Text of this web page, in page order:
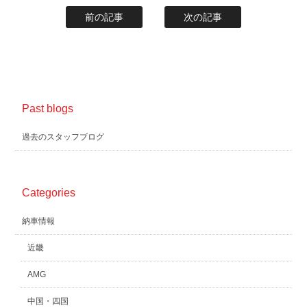
前の記事 次の記事
Past blogs
過去のスタッフブログ
Categories
納車情報
近畿
AMG
中国・四国